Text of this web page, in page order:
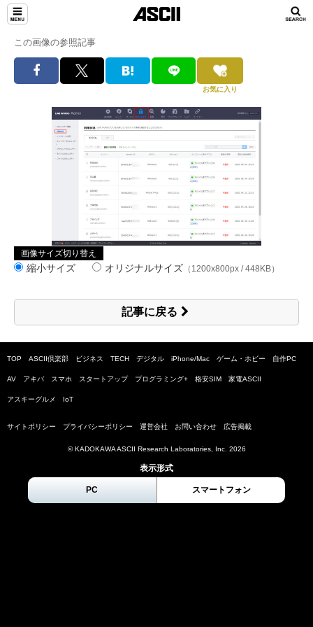
この画像の参照記事
お気に入り
画像サイズ切り替え
縮小サイズ オリジナルサイズ （1200x800px / 448KB）
記事に戻る
TOP ASCII倶楽部 ビジネス TECH デジタル iPhone/Mac ゲーム・ホビー 自作PC
AV アキバ スマホ スタートアップ プログラミング+ 格安SIM 家電ASCII
アスキーグルメ IoT
サイトポリシー プライバシーポリシー 運営会社 お問い合わせ 広告掲載
© KADOKAWA ASCII Research Laboratories, Inc. 2026
表示形式
PC スマートフォン